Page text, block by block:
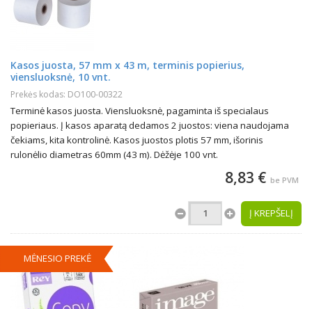
Kasos juosta, 57 mm x 43 m, terminis popierius,
viensluoksnė, 10 vnt.
Prekės kodas: DO100-00322
Terminė kasos juosta. Viensluoksnė, pagaminta iš specialaus
popieriaus. Į kasos aparatą dedamos 2 juostos: viena naudojama
čekiams, kita kontrolinė. Kasos juostos plotis 57 mm, išorinis
rulonėlio diametras 60mm (43 m). Dėžėje 100 vnt.
8,83 € be PVM
Į KREPŠELĮ
MĖNESIO PREKĖ